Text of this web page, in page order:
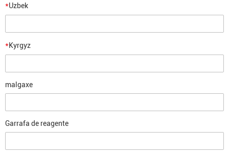
*Uzbek
*Kyrgyz
malgaxe
Garrafa de reagente